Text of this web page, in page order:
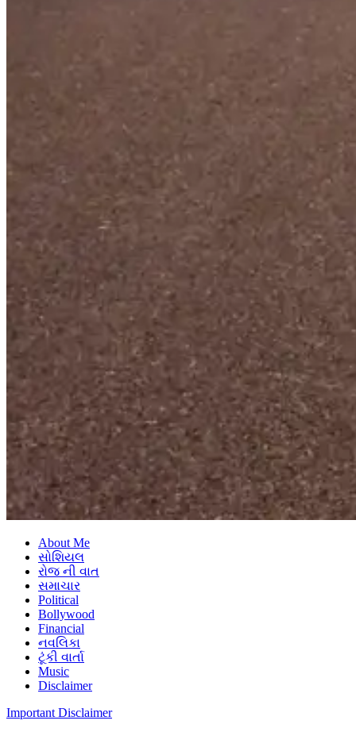
About Me
સોશિયલ
રોજ ની વાત
સમાચાર
Political
Bollywood
Financial
નવલિકા
ટૂંકી વાર્તા
Music
Disclaimer
Important Disclaimer